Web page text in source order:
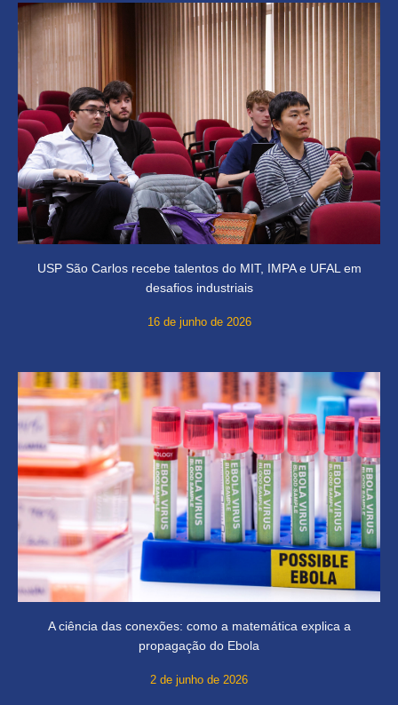
USP São Carlos recebe talentos do MIT, IMPA e UFAL em
desafios industriais
16 de junho de 2026
A ciência das conexões: como a matemática explica a
propagação do Ebola
2 de junho de 2026